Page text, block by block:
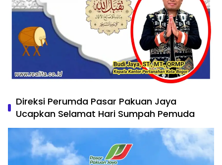
Direksi Perumda Pasar Pakuan Jaya
Ucapkan Selamat Hari Sumpah Pemuda